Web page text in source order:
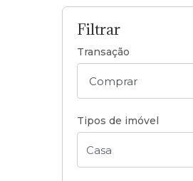
Filtrar
Transação
Tipos de imóvel